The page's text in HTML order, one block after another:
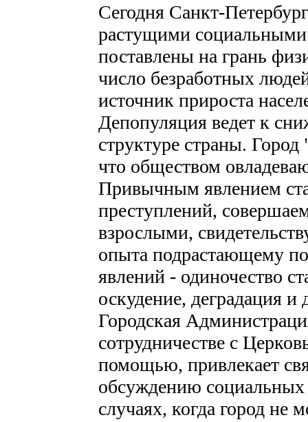
Сегодня Санкт-
растущими
поставлены на грань
число безработных
источник прироста
Депопуляция ведет к
структуре страны.
что обществом
Привычным явлением
преступлений,
взрослыми,
опыта подрастающему
явлений - одиночество
оскудение, деградация и
Городская
сотрудничестве с
помощью, привлекает
обсуждению
случаях, когда город не